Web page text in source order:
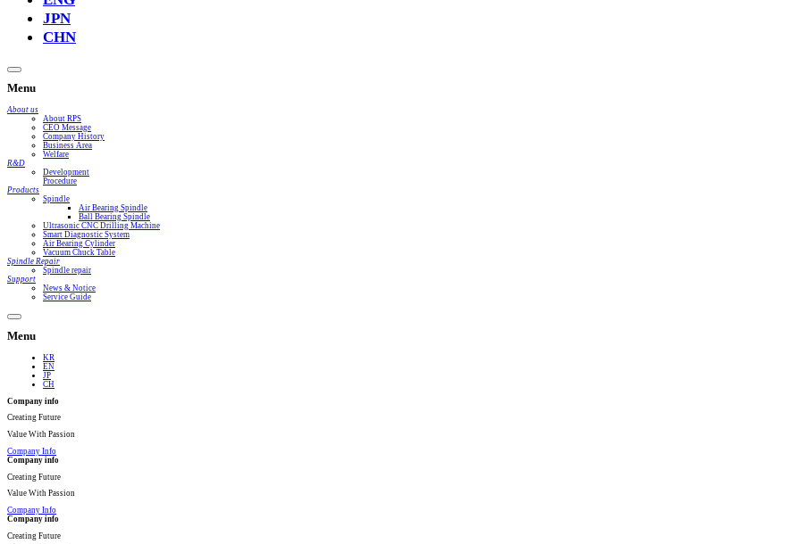
JPN
CHN
Menu
About us
About RPS
CEO Message
Company History
Business Area
Welfare
R&D
Development
Procedure
Products
Spindle
Air Bearing Spindle
Ball Bearing Spindle
Ultrasonic CNC Drilling Machine
Smart Diagnostic System
Air Bearing Cylinder
Vacuum Chuck Table
Spindle Repair
Spindle repair
Support
News & Notice
Service Guide
Menu
KR
EN
JP
CH
Company info
Creating Future
Value With Passion
Company Info
Company info
Creating Future
Value With Passion
Company Info
Company info
Creating Future